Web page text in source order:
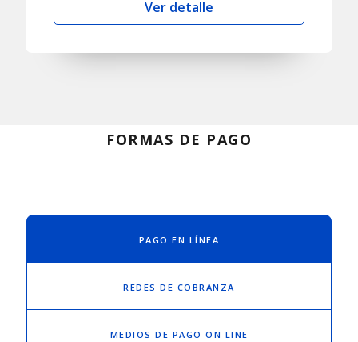
Ver detalle
FORMAS DE PAGO
PAGO EN LÍNEA
REDES DE COBRANZA
MEDIOS DE PAGO ON LINE